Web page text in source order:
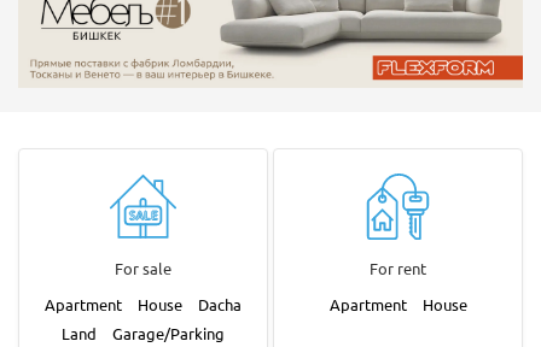
For sale
Apartment
House
Dacha
Land
Garage/Parking
For rent
Apartment
House